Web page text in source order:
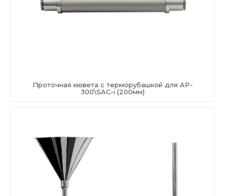
Проточная кювета с терморубашкой для AP-
300\SAC-i (200мм)